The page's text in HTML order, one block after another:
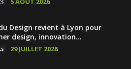
Design revient à Lyon pour
design, innovation...
29 JUILLET 2026